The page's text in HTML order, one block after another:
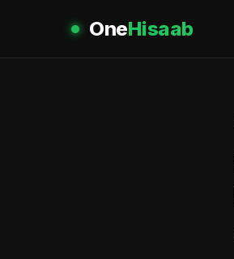
OneHisaab